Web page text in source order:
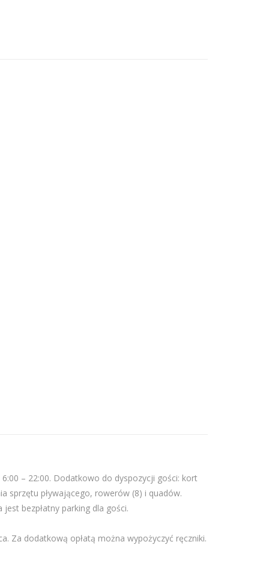
– 22:00. Dodatkowo do dyspozycji gości: kort
sprzętu pływającego, rowerów (8) i quadów.
bezpłatny parking dla gości.
Za dodatkową opłatą można wypożyczyć ręczniki.